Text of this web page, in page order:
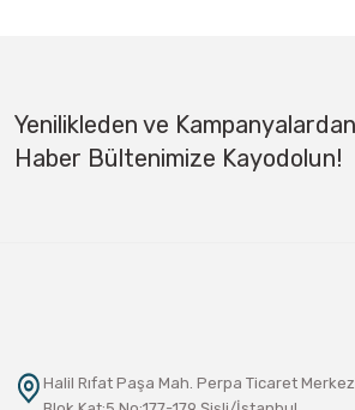
Yenilikleden ve Kampanyalardan
Haber Bültenimize Kayodolun!
Halil Rıfat Paşa Mah. Perpa Ticaret